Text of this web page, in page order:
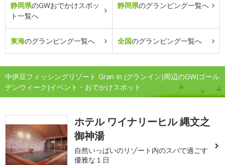
静岡県のGWおでかけスポッ
ト一覧へ
静岡県のグランピング一覧へ
東海のグランピング一覧へ 全国のグランピング一覧へ
中伊豆フィッシングリゾート Gran In (グランイン)周辺のGW(ゴール
デンウィーク)イベント・おでかけスポット
ホテル ワイナリーヒル 縄文之
御神湯
自然いっぱいのリゾート内のスパで過ごす
優雅な１日